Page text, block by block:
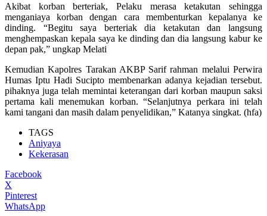
Akibat korban berteriak, Pelaku merasa ketakutan sehingga
menganiaya korban dengan cara membenturkan kepalanya ke
dinding. “Begitu saya berteriak dia ketakutan dan langsung
menghempaskan kepala saya ke dinding dan dia langsung kabur ke
depan pak,” ungkap Melati
Kemudian Kapolres Tarakan AKBP Sarif rahman melalui Perwira
Humas Iptu Hadi Sucipto membenarkan adanya kejadian tersebut.
pihaknya juga telah memintai keterangan dari korban maupun saksi
pertama kali menemukan korban. “Selanjutnya perkara ini telah
kami tangani dan masih dalam penyelidikan,” Katanya singkat. (hfa)
TAGS
Aniyaya
Kekerasan
Facebook
X
Pinterest
WhatsApp